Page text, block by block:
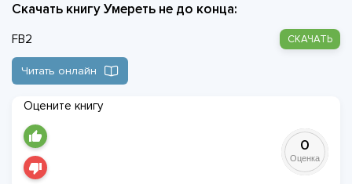
Скачать книгу Умереть не до конца:
FB2 СКАЧАТЬ
Читать онлайн
Оцените книгу
0
Оценка